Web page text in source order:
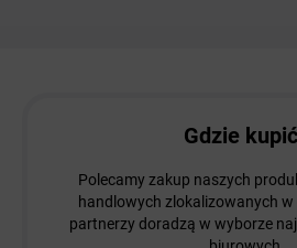
Gdzie
Polecamy zakup naszych
handlowych zlokalizowanych w
partnerzy doradzą w wyborze